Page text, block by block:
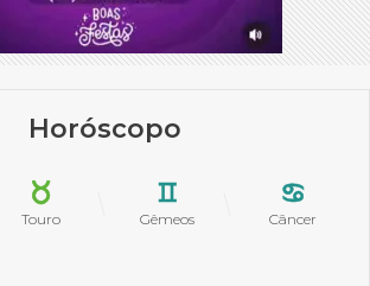
Horóscopo
Touro Gêmeos Câncer